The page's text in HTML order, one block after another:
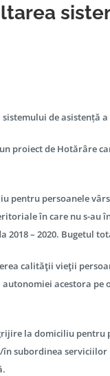
de asistență
proiect de Hotărâre
pentru persoanele
în care nu s-au
– 2020. Bugetul
calităţii vieţii
acestora
la domiciliu
subordinea serviciilor